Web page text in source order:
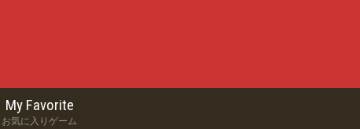
My Favorite
お気に入りゲーム